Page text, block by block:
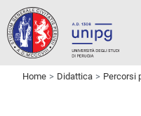
Home Didattica Percorsi